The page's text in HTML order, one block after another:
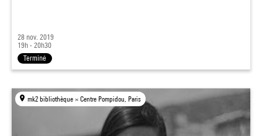
28 nov. 2019
19h - 20h30
Terminé
mk2 bibliothèque × Centre Pompidou, Paris